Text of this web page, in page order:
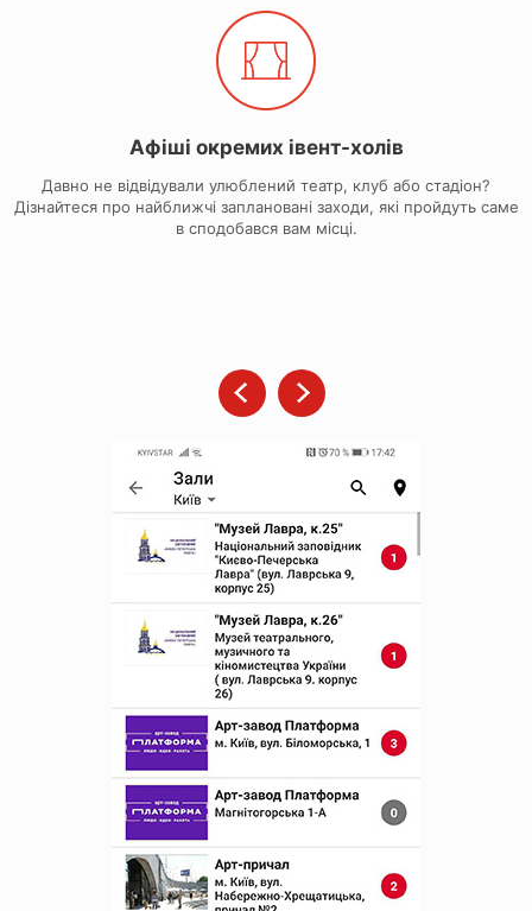
Афіші окремих івент-холів
Давно не відвідували улюблений театр, клуб або стадіон?
Дізнайтеся про найближчі заплановані заходи, які пройдуть саме
в сподобався вам місці.